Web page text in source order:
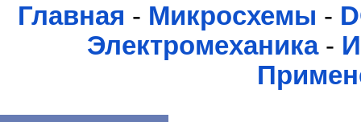
Главная - Микросхемы -
Электромеханика-